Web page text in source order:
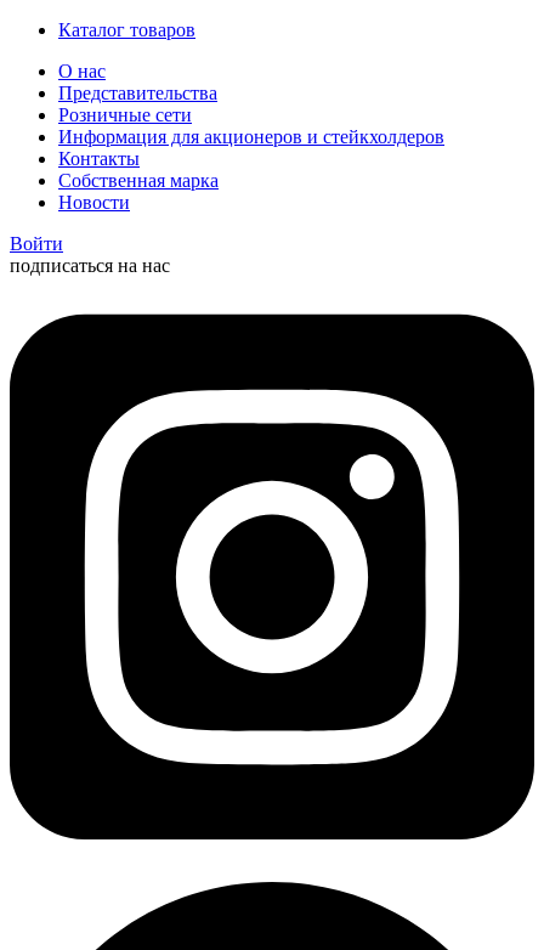
Каталог товаров
О нас
Представительства
Розничные сети
Информация для акционеров и стейкхолдеров
Контакты
Собственная марка
Новости
Войти
подписаться на нас